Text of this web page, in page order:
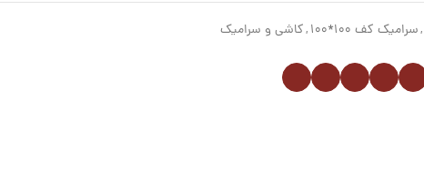
,سرامیک کف 100*100 ,کاشی و سرامیک